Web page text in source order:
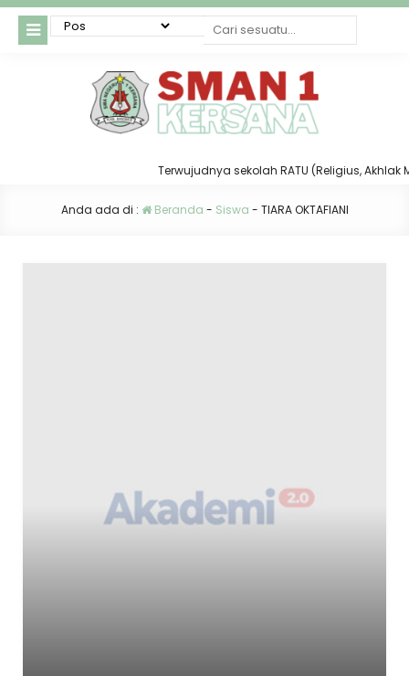
Terwujudnya sekolah RATU (Religius, Akhlak
Anda ada di : Beranda - Siswa - TIARA OKTAFIANI